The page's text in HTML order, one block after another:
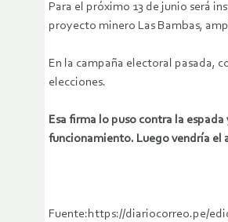
Para el próximo 13 de junio será
proyecto minero Las Bambas,
En la campaña electoral pasada,
elecciones.
Esa firma lo puso contra la
funcionamiento. Luego vendría el
Fuente:https://diariocorreo.pe/